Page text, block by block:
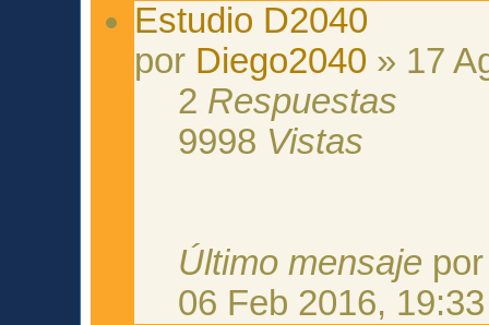
Estudio D2040
por Diego2040 » 17
2 Respuestas
9998 Vistas
Último mensaje
06 Feb 2016, 19:33